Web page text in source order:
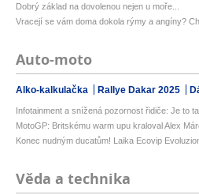
Dobrý základ na dovolenou nejen u moře...
Vracejí se vám doma dokola rýmy a angíny?
Auto-moto
Alko-kalkulačka Rallye Dakar 2025
Infotainment a snížená pozornost řidiče: Je to
MotoGP: Britskému warm upu kraloval Alex
Konec nudným ducatům! Laika Ecovip
Věda a technika